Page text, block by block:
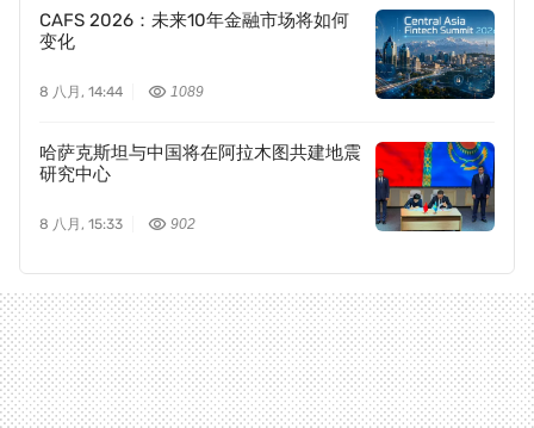
CAFS 2026：未来10年金融市场将如何
变化
8 八月, 14:44 1089
哈萨克斯坦与中国将在阿拉木图共建地震
研究中心
8 八月, 15:33 902